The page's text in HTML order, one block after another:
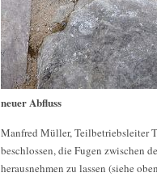
neuer Abfluss
Manfred Müller, Teilbetriebsleiter
beschlossen, die Fugen zwischen
herausnehmen zu lassen (siehe